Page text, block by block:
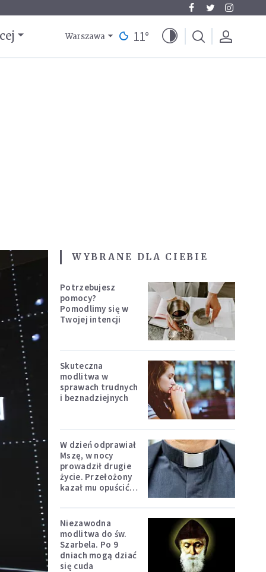
Warszawa 11°
WYBRANE DLA CIEBIE
Potrzebujesz
pomocy?
Pomodlimy się w
Twojej intencji
Skuteczna
modlitwa w
sprawach trudnych
i beznadziejnych
W dzień odprawiał
Mszę, w nocy
prowadził drugie
życie. Przełożony
kazał mu opuścić
Niezawodna
modlitwa do św.
Szarbela. Po 9
dniach mogą dziać
się cuda